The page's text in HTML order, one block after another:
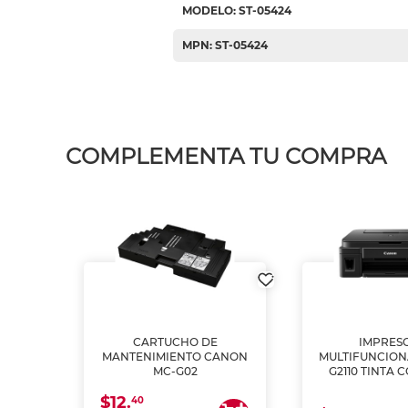
MODELO: ST-05424
MPN: ST-05424
COMPLEMENTA TU COMPRA
CARTUCHO DE
MANTENIMIENTO CANON
MC-G02
$12.40
G2110 TINTA